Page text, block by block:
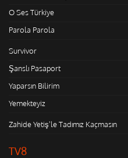
O Ses Türkiye
Parola Parola
Survivor
Şanslı Pasaport
Yaparsın Bilirim
Yemekteyiz
Zahide Yetiş'le Tadımız Kaçmasın
TV8